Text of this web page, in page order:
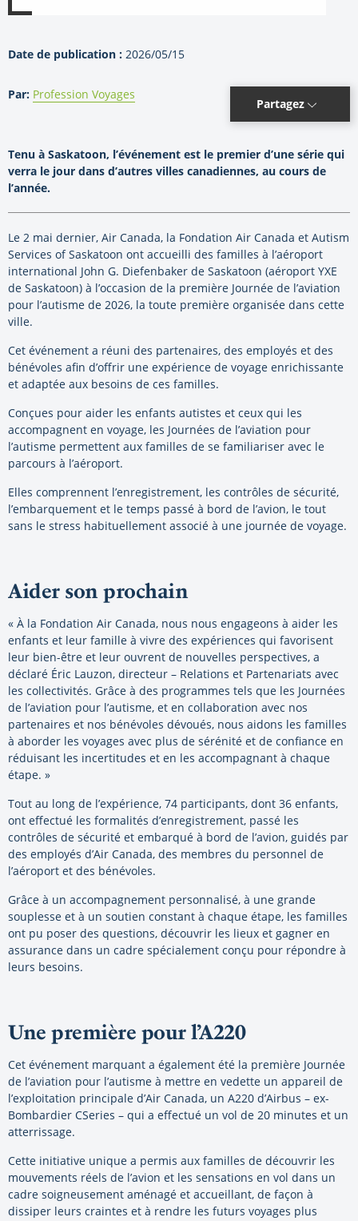
Date de publication : 2026/05/15
Par: Profession Voyages
Partagez
Tenu à Saskatoon, l’événement est le premier d’une série qui
verra le jour dans d’autres villes canadiennes, au cours de
l’année.
Le 2 mai dernier, Air Canada, la Fondation Air Canada et Autism
Services of Saskatoon ont accueilli des familles à l’aéroport
international John G. Diefenbaker de Saskatoon (aéroport YXE
de Saskatoon) à l’occasion de la première Journée de l’aviation
pour l’autisme de 2026, la toute première organisée dans cette
ville.
Cet événement a réuni des partenaires, des employés et des
bénévoles afin d’offrir une expérience de voyage enrichissante
et adaptée aux besoins de ces familles.
Conçues pour aider les enfants autistes et ceux qui les
accompagnent en voyage, les Journées de l’aviation pour
l’autisme permettent aux familles de se familiariser avec le
parcours à l’aéroport.
Elles comprennent l’enregistrement, les contrôles de sécurité,
l’embarquement et le temps passé à bord de l’avion, le tout
sans le stress habituellement associé à une journée de voyage.
Aider son prochain
« À la Fondation Air Canada, nous nous engageons à aider les
enfants et leur famille à vivre des expériences qui favorisent
leur bien-être et leur ouvrent de nouvelles perspectives, a
déclaré Éric Lauzon, directeur – Relations et Partenariats avec
les collectivités. Grâce à des programmes tels que les Journées
de l’aviation pour l’autisme, et en collaboration avec nos
partenaires et nos bénévoles dévoués, nous aidons les familles
à aborder les voyages avec plus de sérénité et de confiance en
réduisant les incertitudes et en les accompagnant à chaque
étape. »
Tout au long de l’expérience, 74 participants, dont 36 enfants,
ont effectué les formalités d’enregistrement, passé les
contrôles de sécurité et embarqué à bord de l’avion, guidés par
des employés d’Air Canada, des membres du personnel de
l’aéroport et des bénévoles.
Grâce à un accompagnement personnalisé, à une grande
souplesse et à un soutien constant à chaque étape, les familles
ont pu poser des questions, découvrir les lieux et gagner en
assurance dans un cadre spécialement conçu pour répondre à
leurs besoins.
Une première pour l’A220
Cet événement marquant a également été la première Journée
de l’aviation pour l’autisme à mettre en vedette un appareil de
l’exploitation principale d’Air Canada, un A220 d’Airbus – ex-
Bombardier CSeries – qui a effectué un vol de 20 minutes et un
atterrissage.
Cette initiative unique a permis aux familles de découvrir les
mouvements réels de l’avion et les sensations en vol dans un
cadre soigneusement aménagé et accueillant, de façon à
dissiper leurs craintes et à rendre les futurs voyages plus